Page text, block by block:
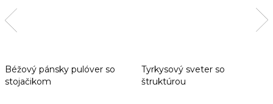
Béžový pánsky pulóver so
stojačikom
Tyrkysový sveter so
štruktúrou